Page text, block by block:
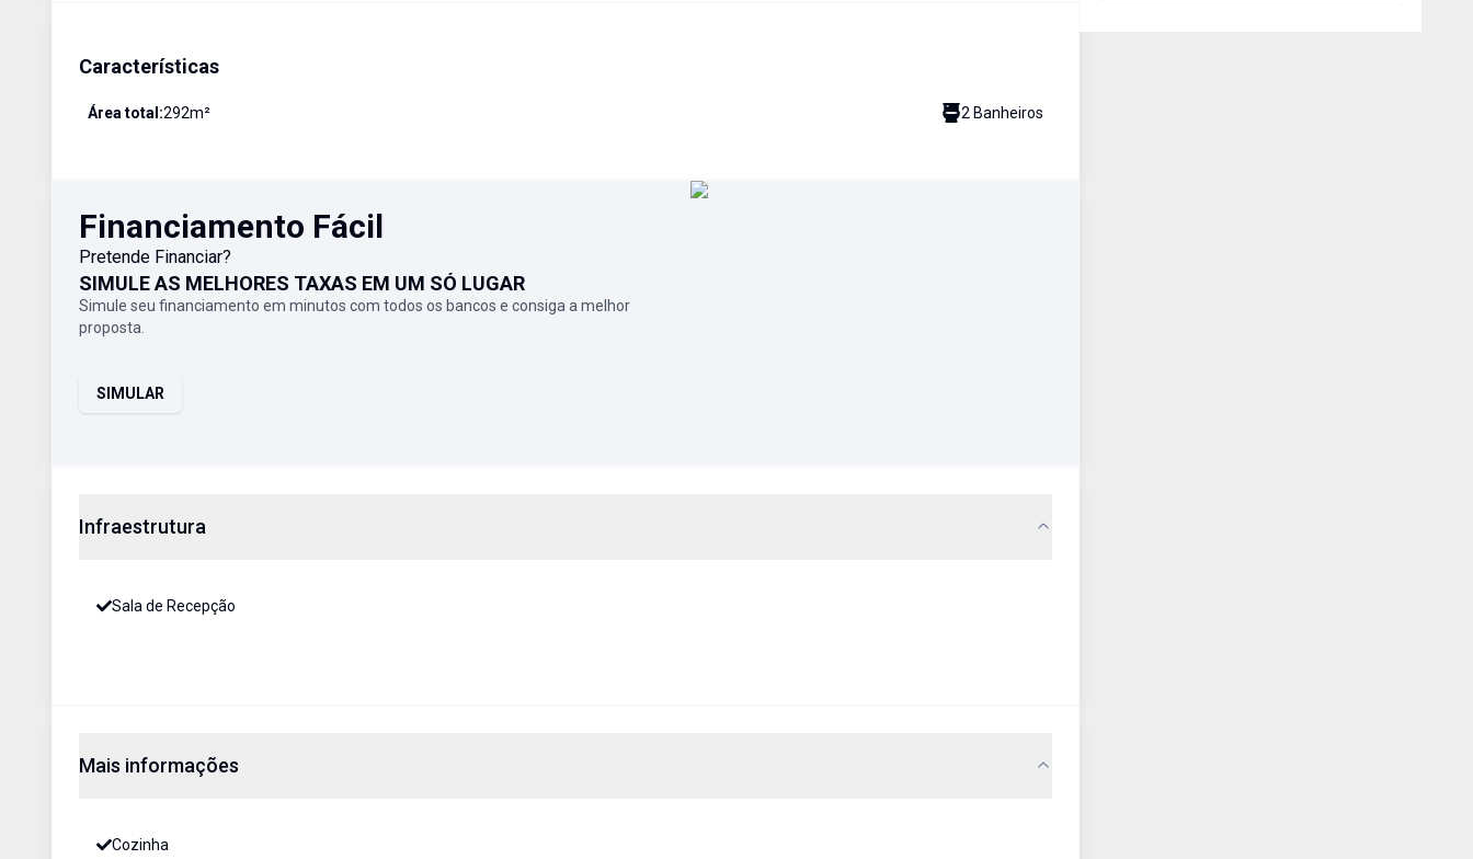
Características
Área total:292m² 2 Banheiros
Financiamento Fácil
Pretende Financiar?
SIMULE AS MELHORES TAXAS EM UM SÓ LUGAR
Simule seu financiamento em minutos com todos os bancos e consiga a melhor
proposta.
SIMULAR
Infraestrutura
Sala de Recepção
Mais informações
Cozinha